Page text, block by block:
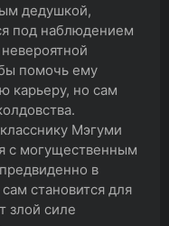
дедушкой,
под наблюдением
помочь ему
карьеру, но сам
Мэгуми
с могущественным
в
становится для
злой силе